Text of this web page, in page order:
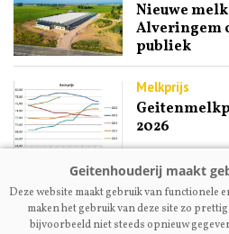
Nieuwe
Alveringem
publiek
Melkprijs
2026
Fokkerij |
Ex-NOG-
Kupers:
Deze website maakt gebruik van functionele
maken het gebruik van deze site zo
bijvoorbeeld niet steeds opnieuw